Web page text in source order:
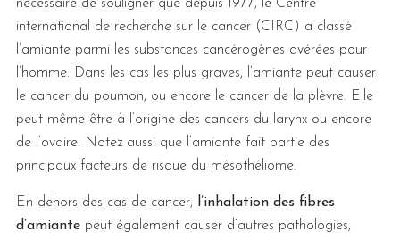
nécessaire de souligner que depuis 1977, le Centre
international de recherche sur le cancer (CIRC) a classé
l’amiante parmi les substances cancérogènes avérées pour
l’homme. Dans les cas les plus graves, l’amiante peut causer
le cancer du poumon, ou encore le cancer de la plèvre. Elle
peut même être à l’origine des cancers du larynx ou encore
de l’ovaire. Notez aussi que l’amiante fait partie des
principaux facteurs de risque du mésothéliome.
En dehors des cas de cancer,
l’inhalation des fibres
d’amiantepeut également causer d’autres pathologies,